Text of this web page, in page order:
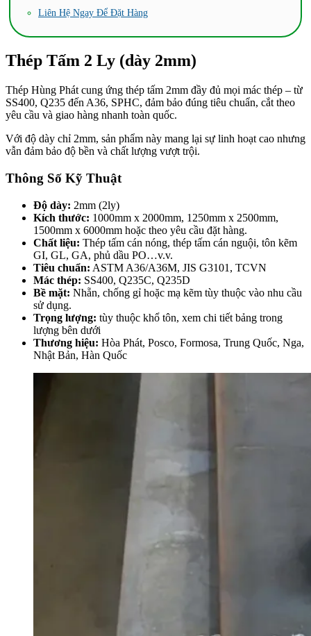
Liên Hệ Ngay Để Đặt Hàng
Thép Tấm 2 Ly (dày 2mm)
Thép Hùng Phát cung ứng thép tấm 2mm đầy đủ mọi mác thép – từ
SS400, Q235 đến A36, SPHC, đảm bảo đúng tiêu chuẩn, cắt theo
yêu cầu và giao hàng nhanh toàn quốc.
Với độ dày chỉ 2mm, sản phẩm này mang lại sự linh hoạt cao nhưng
vẫn đảm bảo độ bền và chất lượng vượt trội.
Thông Số Kỹ Thuật
Độ dày: 2mm (2ly)
Kích thước: 1000mm x 2000mm, 1250mm x 2500mm,
1500mm x 6000mm hoặc theo yêu cầu đặt hàng.
Chất liệu: Thép tấm cán nóng, thép tấm cán nguội, tôn kẽm
GI, GL, GA, phủ dầu PO…v.v.
Tiêu chuẩn: ASTM A36/A36M, JIS G3101, TCVN
Mác thép: SS400, Q235C, Q235D
Bề mặt: Nhẵn, chống gỉ hoặc mạ kẽm tùy thuộc vào nhu cầu
sử dụng.
Trọng lượng: tùy thuộc khổ tôn, xem chi tiết bảng trong
lượng bên dưới
Thương hiệu: Hòa Phát, Posco, Formosa, Trung Quốc, Nga,
Nhật Bản, Hàn Quốc